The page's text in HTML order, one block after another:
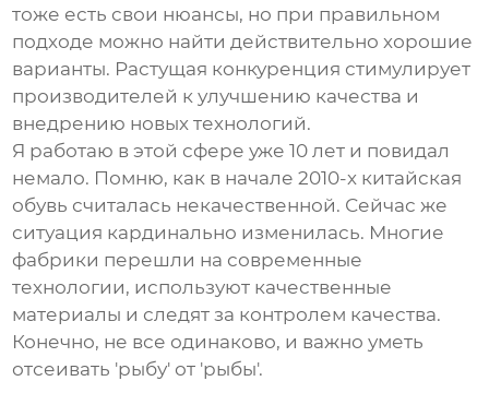
тоже есть свои нюансы, но при правильном
подходе можно найти действительно хорошие
варианты. Растущая конкуренция стимулирует
производителей к улучшению качества и
внедрению новых технологий.
Я работаю в этой сфере уже 10 лет и повидал
немало. Помню, как в начале 2010-х китайская
обувь считалась некачественной. Сейчас же
ситуация кардинально изменилась. Многие
фабрики перешли на современные
технологии, используют качественные
материалы и следят за контролем качества.
Конечно, не все одинаково, и важно уметь
отсеивать 'рыбу' от 'рыбы'.